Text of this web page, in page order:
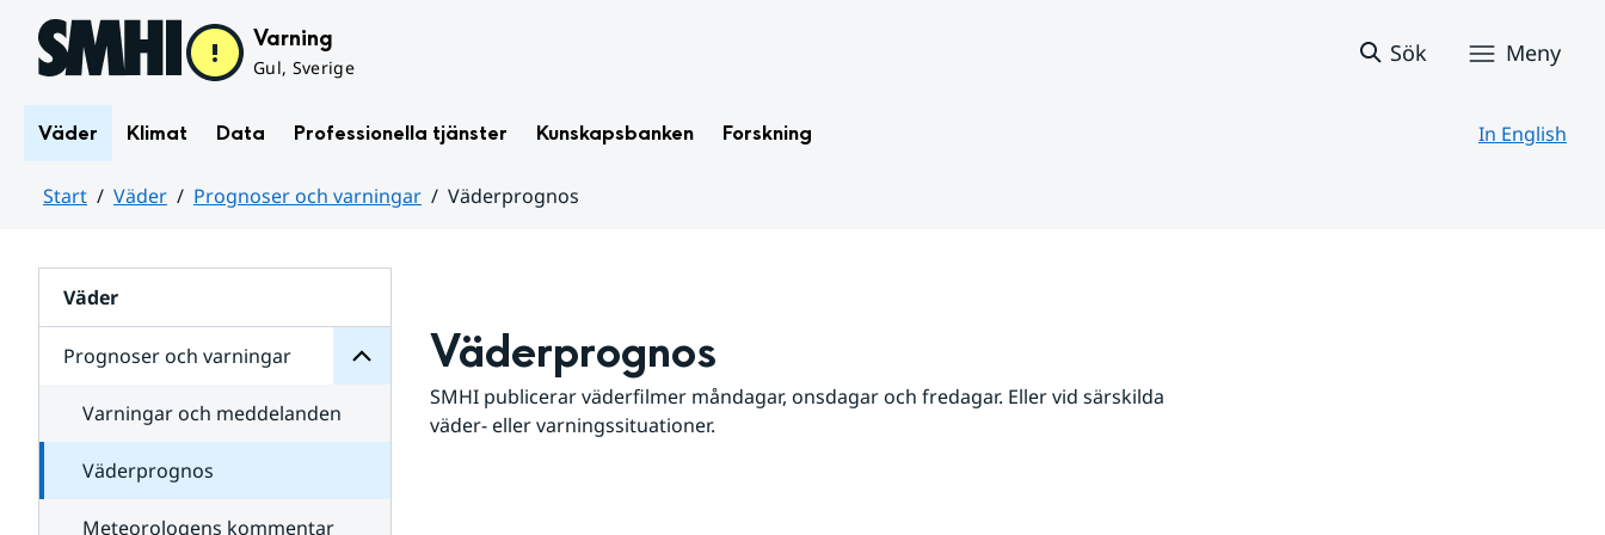
Hoppa till sidans innehåll Varning
Gul, Sverige
Sök Meny
Väder Klimat Data Professionella tjänster Kunskapsbanken Forskning In English
Start Väder Prognoser och varningar
Väderprognos
Väder
Prognoser och varningar
för
varningar
Varningar och meddelanden
Väderprognos
Meteorologens kommentar
Väderprognos
SMHI publicerar väderfilmer måndagar, onsdagar och fredagar. Eller vid särskilda
väder- eller varningssituationer.